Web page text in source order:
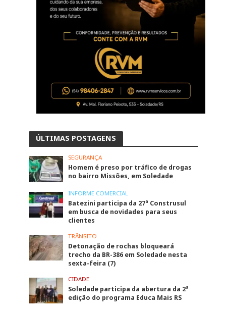
ÚLTIMAS POSTAGENS
SEGURANÇA
Homem é preso por tráfico de drogas
no bairro Missões, em Soledade
INFORME COMERCIAL
Batezini participa da 27ª Construsul
em busca de novidades para seus
clientes
TRÂNSITO
Detonação de rochas bloqueará
trecho da BR-386 em Soledade nesta
sexta-feira (7)
CIDADE
Soledade participa da abertura da 2ª
edição do programa Educa Mais RS